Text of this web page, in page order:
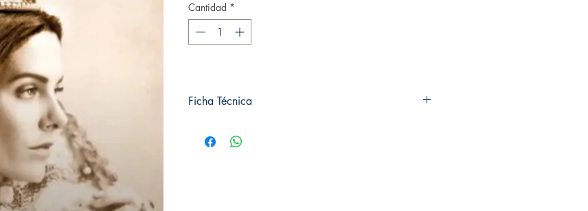
Cantidad *
Ficha Técnica
Editorial: ⁣Plaza & Janes